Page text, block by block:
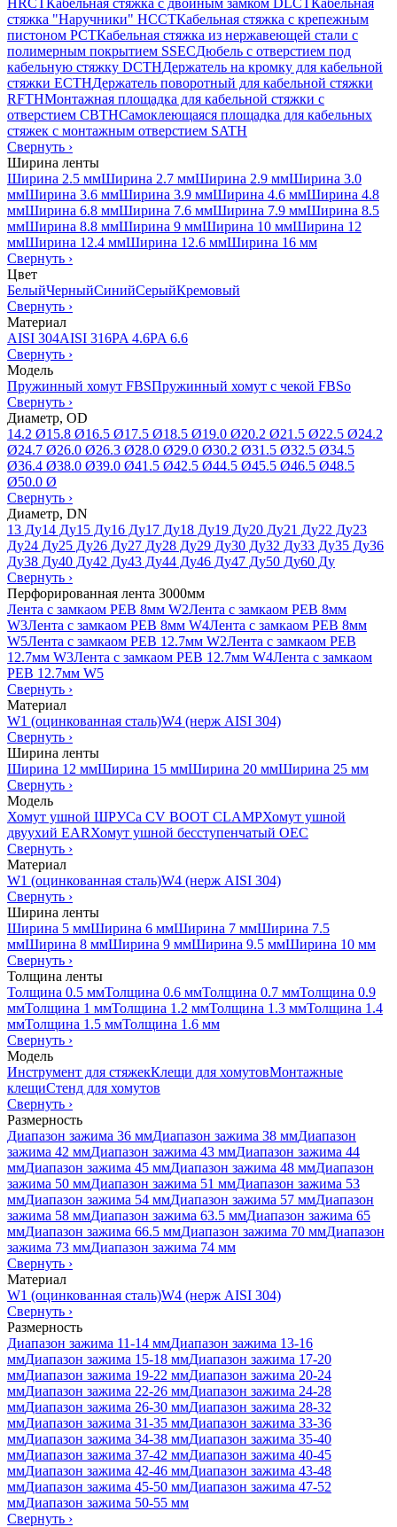
HRCT Кабельная стяжка с двойным замком DLCT
Кабельная
стяжка "Наручники" HCCTКабельная стяжка с крепежным
пистоном PCTКабельная стяжка из нержавеющей стали с
полимерным покрытием SSECДюбель с отверстием под
кабельную стяжку DCTHДержатель на кромку для кабельной
стяжки ECTHДержатель поворотный для кабельной стяжки
RFTHМонтажная площадка для кабельной стяжки с
отверстием CBTHСамоклеющаяся площадка для кабельных
стяжек с монтажным отверстием SATH
Свернуть ›
Ширина ленты
Ширина 2.5 ммШирина 2.7 ммШирина 2.9 ммШирина 3.0
ммШирина 3.6 ммШирина 3.9 ммШирина 4.6 ммШирина 4.8
ммШирина 6.8 ммШирина 7.6 ммШирина 7.9 ммШирина 8.5
ммШирина 8.8 ммШирина 9 ммШирина 10 ммШирина 12
ммШирина 12.4 ммШирина 12.6 ммШирина 16 мм
Свернуть ›
Цвет
БелыйЧерныйСинийСерыйКремовый
Свернуть ›
Материал
AISI 304AISI 316PA 4.6PA 6.6
Свернуть ›
Модель
Пружинный хомут FBSПружинный хомут с чекой FBSo
Свернуть ›
Диаметр, OD
14.2 Ø15.8 Ø16.5 Ø17.5 Ø18.5 Ø19.0 Ø20.2 Ø21.5 Ø22.5 Ø24.2
Ø24.7 Ø26.0 Ø26.3 Ø28.0 Ø29.0 Ø30.2 Ø31.5 Ø32.5 Ø34.5
Ø36.4 Ø38.0 Ø39.0 Ø41.5 Ø42.5 Ø44.5 Ø45.5 Ø46.5 Ø48.5
Ø50.0 Ø
Свернуть ›
Диаметр, DN
13 Ду14 Ду15 Ду16 Ду17 Ду18 Ду19 Ду20 Ду21 Ду22 Ду23
Ду24 Ду25 Ду26 Ду27 Ду28 Ду29 Ду30 Ду32 Ду33 Ду35 Ду36
Ду38 Ду40 Ду42 Ду43 Ду44 Ду46 Ду47 Ду50 Ду60 Ду
Свернуть ›
Перфорированная лента 3000мм
Лента с замкаом PEB 8мм W2Лента с замкаом PEB 8мм
W3Лента с замкаом PEB 8мм W4Лента с замкаом PEB 8мм
W5Лента с замкаом PEB 12.7мм W2Лента с замкаом PEB
12.7мм W3Лента с замкаом PEB 12.7мм W4Лента с замкаом
PEB 12.7мм W5
Свернуть ›
Материал
W1 (оцинкованная сталь)W4 (нерж AISI 304)
Свернуть ›
Ширина ленты
Ширина 12 ммШирина 15 ммШирина 20 ммШирина 25 мм
Свернуть ›
Модель
Хомут ушной ШРУСа CV BOOT CLAMPХомут ушной
двуухий EARХомут ушной бесступенчатый OEC
Свернуть ›
Материал
W1 (оцинкованная сталь)W4 (нерж AISI 304)
Свернуть ›
Ширина ленты
Ширина 5 ммШирина 6 ммШирина 7 ммШирина 7.5
ммШирина 8 ммШирина 9 ммШирина 9.5 ммШирина 10 мм
Свернуть ›
Толщина ленты
Толщина 0.5 ммТолщина 0.6 ммТолщина 0.7 ммТолщина 0.9
ммТолщина 1 ммТолщина 1.2 ммТолщина 1.3 ммТолщина 1.4
ммТолщина 1.5 ммТолщина 1.6 мм
Свернуть ›
Модель
Инструмент для стяжекКлещи для хомутовМонтажные
клещиСтенд для хомутов
Свернуть ›
Размерность
Диапазон зажима 36 ммДиапазон зажима 38 ммДиапазон
зажима 42 ммДиапазон зажима 43 ммДиапазон зажима 44
ммДиапазон зажима 45 ммДиапазон зажима 48 ммДиапазон
зажима 50 ммДиапазон зажима 51 ммДиапазон зажима 53
ммДиапазон зажима 54 ммДиапазон зажима 57 ммДиапазон
зажима 58 ммДиапазон зажима 63.5 ммДиапазон зажима 65
ммДиапазон зажима 66.5 ммДиапазон зажима 70 ммДиапазон
зажима 73 ммДиапазон зажима 74 мм
Свернуть ›
Материал
W1 (оцинкованная сталь)W4 (нерж AISI 304)
Свернуть ›
Размерность
Диапазон зажима 11-14 ммДиапазон зажима 13-16
ммДиапазон зажима 15-18 ммДиапазон зажима 17-20
ммДиапазон зажима 19-22 ммДиапазон зажима 20-24
ммДиапазон зажима 22-26 ммДиапазон зажима 24-28
ммДиапазон зажима 26-30 ммДиапазон зажима 28-32
ммДиапазон зажима 31-35 ммДиапазон зажима 33-36
ммДиапазон зажима 34-38 ммДиапазон зажима 35-40
ммДиапазон зажима 37-42 ммДиапазон зажима 40-45
ммДиапазон зажима 42-46 ммДиапазон зажима 43-48
ммДиапазон зажима 45-50 ммДиапазон зажима 47-52
ммДиапазон зажима 50-55 мм
Свернуть ›